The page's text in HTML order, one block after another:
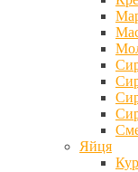
Яйця